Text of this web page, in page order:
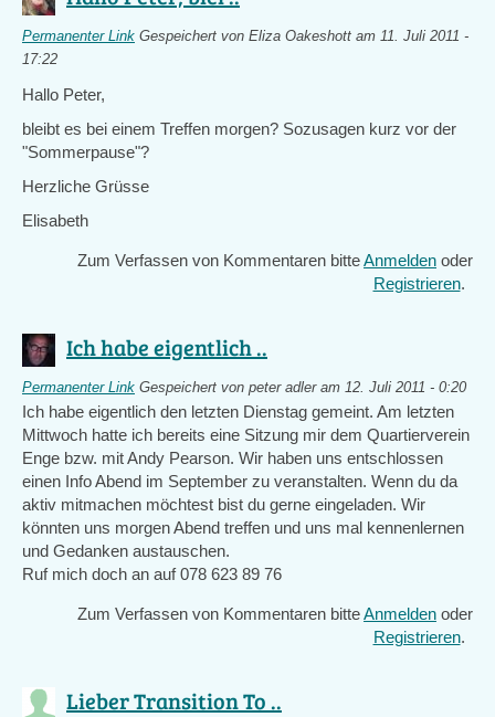
Permanenter Link Gespeichert von Eliza Oakeshott am 11. Juli 2011 -
17:22
Hallo Peter,
bleibt es bei einem Treffen morgen? Sozusagen kurz vor der
"Sommerpause"?
Herzliche Grüsse
Elisabeth
Zum Verfassen von Kommentaren bitteAnmelden oder
Registrieren.
Ich habe eigentlich ..
Permanenter Link Gespeichert von peter adleram 12. Juli 2011 - 0:20
Ich habe eigentlich den letzten Dienstag gemeint. Am letzten
Mittwoch hatte ich bereits eine Sitzung mir dem Quartierverein
Enge bzw. mit Andy Pearson. Wir haben uns entschlossen
einen Info Abend im September zu veranstalten. Wenn du da
aktiv mitmachen möchtest bist du gerne eingeladen. Wir
könnten uns morgen Abend treffen und uns mal kennenlernen
und Gedanken austauschen.
Ruf mich doch an auf 078 623 89 76
Zum Verfassen von Kommentaren bitteAnmelden oder
Registrieren.
Lieber Transition To ..